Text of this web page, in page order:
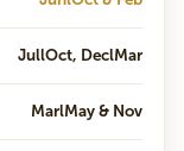
JullOct, DeclMar
MarlMay & Nov